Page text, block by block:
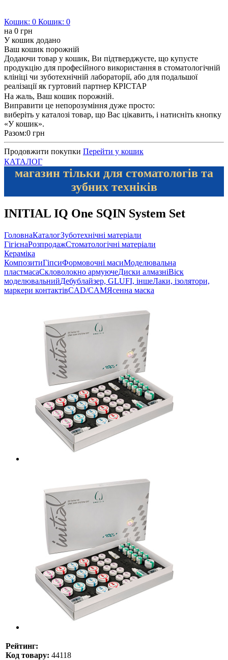
Кошик: 0 Кошик: 0
на 0 грн
У кошик додано
Ваш кошик порожній
Додаючи товар у кошик, Ви підтверджуєте, що купуєте
продукцію для професійного використання в стоматологічній
клініці чи зуботехнічній лабораторії, або для подальшої
реалізації як гуртовий партнер КРІСТАР
На жаль, Ваш кошик порожній.
Виправити це непорозуміння дуже просто:
виберіть у каталозі товар, що Вас цікавить, і натисніть кнопку
«У кошик».
Разом:0 грн
Продовжити покупки Перейти у кошик
КАТАЛОГ
магазин тільки для стоматологів та
зубних техніків
INITIAL IQ One SQIN System Set
ГоловнаКаталогЗуботехнічні матеріали
ГігієнаРозпродажСтоматологічні матеріали
Кераміка
КомпозитиГіпсиФормовочні масиМоделювальна
пластмасаСкловолокно армуючеДиски алмазніВіск
моделювальнийДебублайзер, GLUFI, іншеЛаки, ізолятори,
маркери контактівCAD/CAMЯсенна маска
Рейтинг:
Код товару: 44118